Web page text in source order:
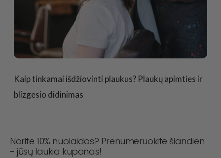
Kaip tinkamai išdžiovinti plaukus? Plaukų apimties ir
blizgesio didinimas
Norite 10% nuolaidos? Prenumeruokite šiandien
- jūsų laukia kuponas!